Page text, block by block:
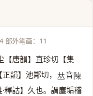
部外笔画：11
【唐韻】直珍切【集
韻】池鄰切， 𠀤音𨻰
釋詁】久也。謂塵垢稽